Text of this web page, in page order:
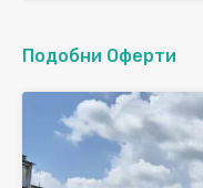
Подобни Оферти